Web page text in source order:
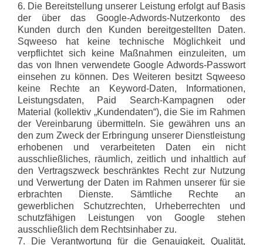
6. Die Bereitstellung unserer Leistung erfolgt auf Basis
der über das Google-Adwords-Nutzerkonto des
Kunden durch den Kunden bereitgestellten Daten.
Sqweeso hat keine technische Möglichkeit und
verpflichtet sich keine Maßnahmen einzuleiten, um
das von Ihnen verwendete Google Adwords-Passwort
einsehen zu können. Des Weiteren besitzt Sqweeso
keine Rechte an Keyword-Daten, Informationen,
Leistungsdaten, Paid Search-Kampagnen oder
Material (kollektiv „Kundendaten“), die Sie im Rahmen
der Vereinbarung übermitteln. Sie gewähren uns an
den zum Zweck der Erbringung unserer Dienstleistung
erhobenen und verarbeiteten Daten ein nicht
ausschließliches, räumlich, zeitlich und inhaltlich auf
den Vertragszweck beschränktes Recht zur Nutzung
und Verwertung der Daten im Rahmen unserer für sie
erbrachten Dienste. Sämtliche Rechte an
gewerblichen Schutzrechten, Urheberrechten und
schutzfähigen Leistungen von Google stehen
ausschließlich dem Rechtsinhaber zu.
7. Die Verantwortung für die Genauigkeit, Qualität,